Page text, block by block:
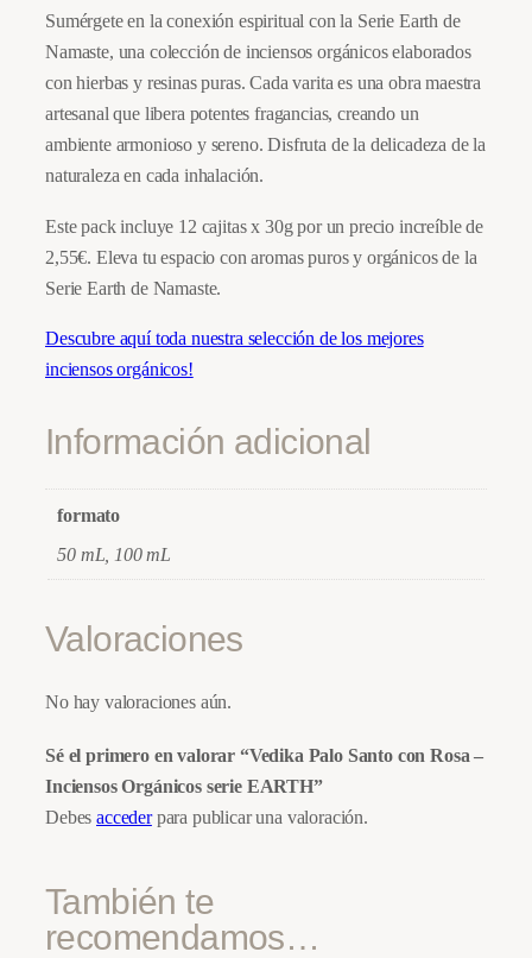
R
o
s
a
–
I
c
i
e
s
o
c
s
e
r
i
A
R
Sumérgete en la conexión espiritual con la Serie Earth de
Namaste, una colección de inciensos orgánicos elaborados
con hierbas y resinas puras. Cada varita es una obra maestra
artesanal que libera potentes fragancias, creando un
ambiente armonioso y sereno. Disfruta de la delicadeza de la
naturaleza en cada inhalación.
Este pack incluye 12 cajitas x 30g por un precio increíble de
2,55€. Eleva tu espacio con aromas puros y orgánicos de la
Serie Earth de Namaste.
Descubre aquí toda nuestra selección de los mejores
inciensos orgánicos!
Información adicional
formato
50 mL, 100 mL
Valoraciones
No hay valoraciones aún.
Sé el primero en valorar “Vedika Palo Santo con Rosa –
Inciensos Orgánicos serie EARTH”
Debesaccederpara publicar una valoración.
También te
recomendamos…